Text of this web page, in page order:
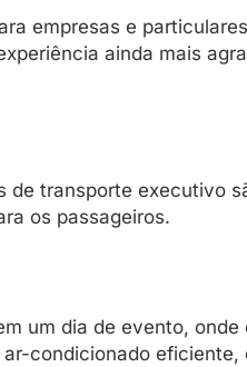
empresas e
ainda mais
de transporte executivo
os passageiros.
um dia de evento,
condicionado